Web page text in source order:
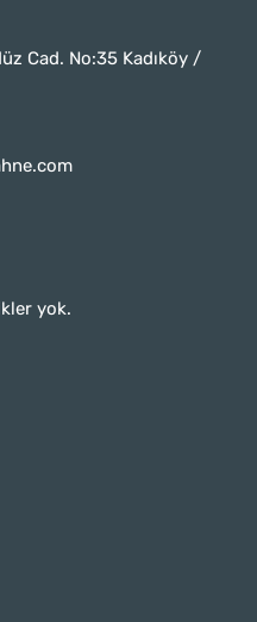
Cad. No:35 Kadıköy /
yok.